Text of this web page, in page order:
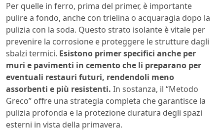
Per quelle in ferro, prima del primer, è importante
pulire a fondo, anche con trielina o acquaragia dopo la
pulizia con la soda. Questo strato isolante è vitale per
prevenire la corrosione e proteggere le strutture dagli
sbalzi termici. Esistono primer specifici anche per
muri e pavimenti in cemento che li preparano per
eventuali restauri futuri, rendendoli meno
assorbenti e più resistenti. In sostanza, il “Metodo
Greco” offre una strategia completa che garantisce la
pulizia profonda e la protezione duratura degli spazi
esterni in vista della primavera.